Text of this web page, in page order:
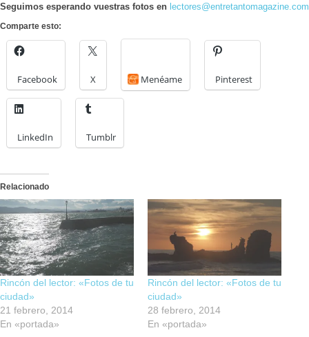
Seguimos esperando vuestras fotos en lectores@entretantomagazine.com
Comparte esto:
Facebook X Menéame Pinterest
LinkedIn Tumblr
Relacionado
Rincón del lector: «Fotos de tu
ciudad»
21 febrero, 2014
En «portada»
Rincón del lector: «Fotos de tu
ciudad»
28 febrero, 2014
En «portada»